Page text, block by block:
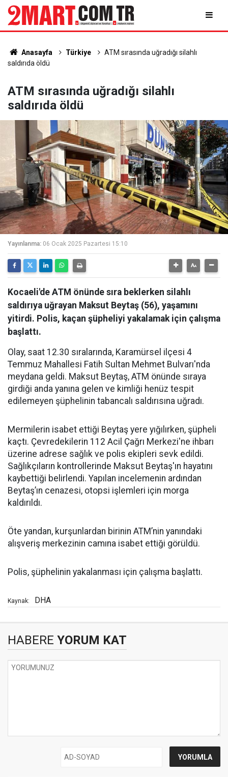
Anasayfa Türkiye
ATM sırasında uğradığı silahlı
saldırıda öldü
ATM sırasında uğradığı silahlı
saldırıda öldü
Yayınlanma: 06 Ocak 2025 Pazartesi 15:10
Kocaeli'de ATM önünde sıra beklerken silahlı
saldırıya uğrayan Maksut Beytaş (56), yaşamını
yitirdi. Polis, kaçan şüpheliyi yakalamak için çalışma
başlattı.
Olay, saat 12.30 sıralarında, Karamürsel ilçesi 4
Temmuz Mahallesi Fatih Sultan Mehmet Bulvarı'nda
meydana geldi. Maksut Beytaş, ATM önünde sıraya
girdiği anda yanına gelen ve kimliği henüz tespit
edilemeyen şüphelinin tabancalı saldırısına uğradı.
Mermilerin isabet ettiği Beytaş yere yığılırken, şüpheli
kaçtı. Çevredekilerin 112 Acil Çağrı Merkezi'ne ihbarı
üzerine adrese sağlık ve polis ekipleri sevk edildi.
Sağlıkçıların kontrollerinde Maksut Beytaş'ın hayatını
kaybettiği belirlendi. Yapılan incelemenin ardından
Beytaş’ın cenazesi, otopsi işlemleri için morga
kaldırıldı.
Öte yandan, kurşunlardan birinin ATM’nin yanındaki
alışveriş merkezinin camına isabet ettiği görüldü.
Polis, şüphelinin yakalanması için çalışma başlattı.
Kaynak: DHA
HABERE YORUM KAT